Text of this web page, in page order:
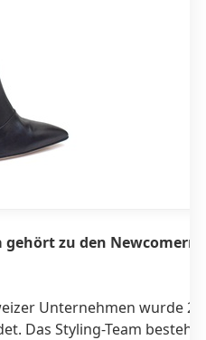
gehört zu den Newcomern
Unternehmen wurde
Das Styling-Team besteht